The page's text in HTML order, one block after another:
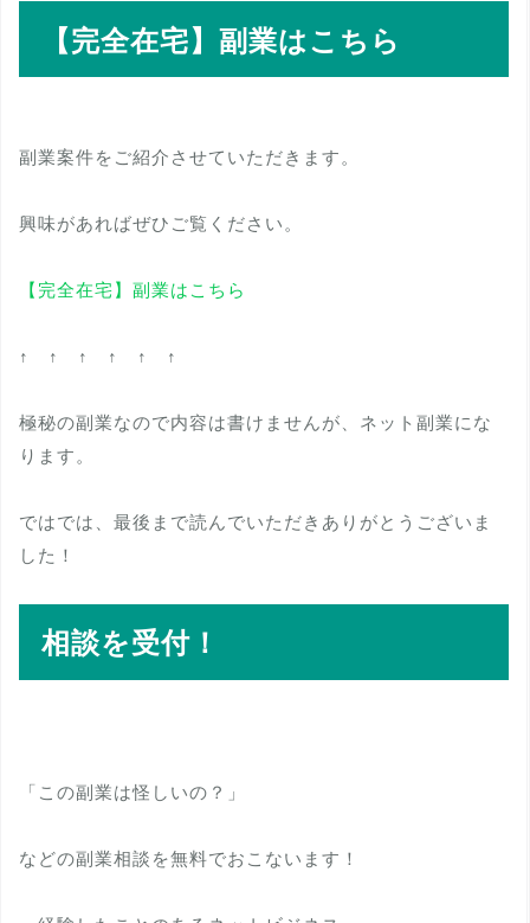
【完全在宅】副業はこちら
副業案件をご紹介させていただきます。
興味があればぜひご覧ください。
【完全在宅】副業はこちら
↑ ↑ ↑ ↑ ↑ ↑
極秘の副業なので内容は書けませんが、ネット副業にな
ります。
ではでは、最後まで読んでいただきありがとうございま
した！
相談を受付！
「この副業は怪しいの？」
などの副業相談を無料でおこないます！